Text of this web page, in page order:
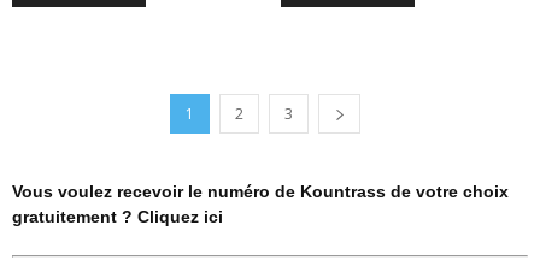
1 2 3
Vous voulez recevoir le numéro de Kountrass de votre choix
gratuitement ? Cliquez ici